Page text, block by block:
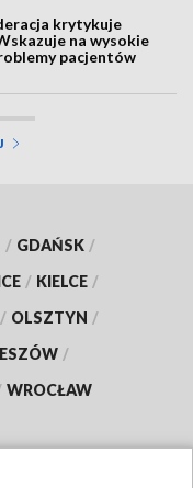
krytykuje
na wysokie
pacjentów
/ GDAŃSK /
/ KIELCE /
/ OLSZTYN /
/
WROCŁAW